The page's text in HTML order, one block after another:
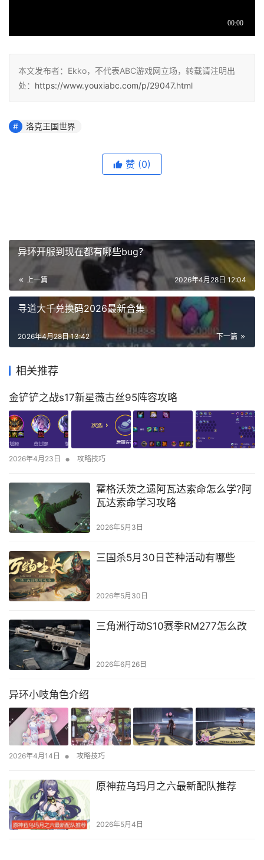
本文发布者：Ekko，不代表ABC游戏网立场，转载请注明出
处： https://www.youxiabc.com/p/29047.html
洛克王国世界
赞 (0)
异环开服到现在都有哪些bug？
上一篇 2026年4月28日 12:04
寻道大千兑换码2026最新合集
下一篇
2026年4月28日 13:42
相关推荐
金铲铲之战s17新星薇古丝95阵容攻略
2026年4月23日 • 攻略技巧
霍格沃茨之遗阿瓦达索命怎么学?阿
瓦达索命学习攻略
2026年5月3日
三国杀5月30日芒种活动有哪些
2026年5月30日
三角洲行动S10赛季RM277怎么改
2026年6月26日
异环小吱角色介绍
2026年4月14日 • 攻略技巧
原神菈乌玛月之六最新配队推荐
2026年5月4日